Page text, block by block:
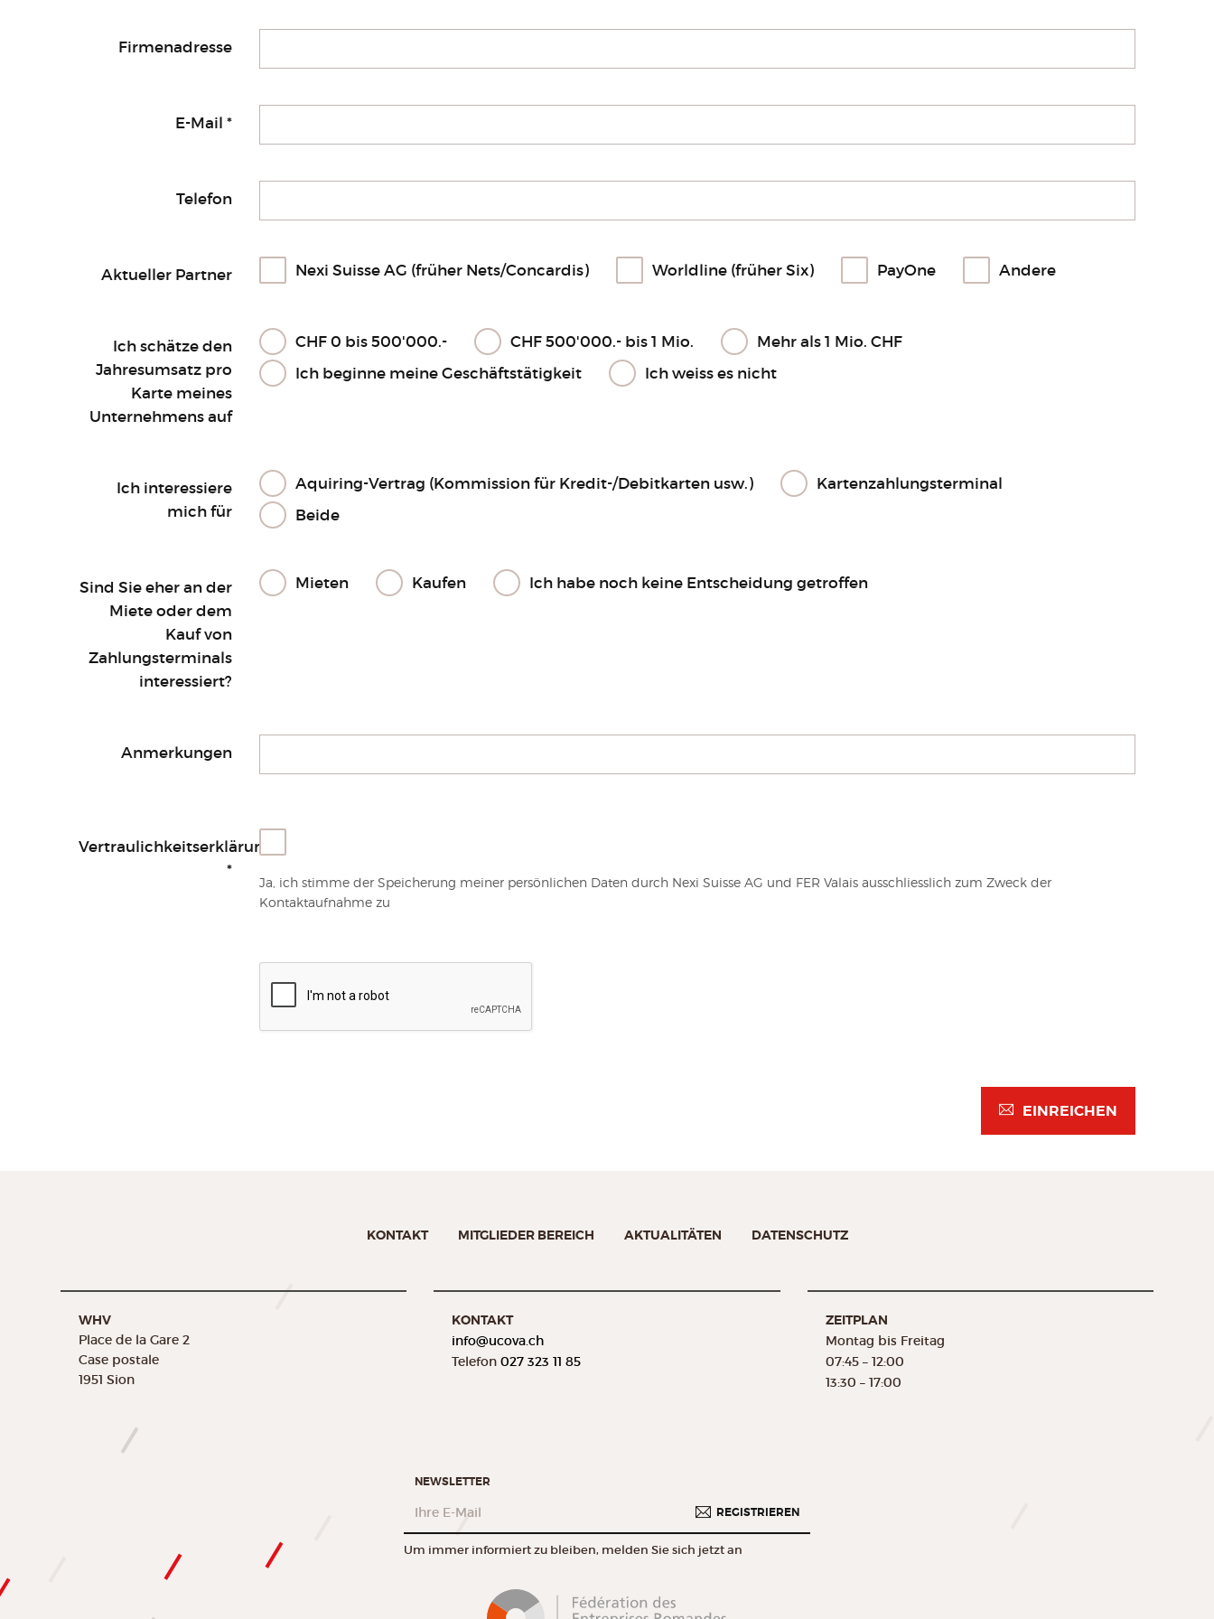
Firmenadresse
E-Mail *
Telefon
Aktueller Partner Nexi Suisse AG (früher Nets/Concardis) Worldline (früher Six) PayOne Andere
Ich schätze den
Jahresumsatz pro
Karte meines
Unternehmens auf
CHF 0 bis 500'000.- CHF 500'000.- bis 1 Mio.
Mehr als 1 Mio. CHF
Ich beginne meine Geschäftstätigkeit
Ich weiss es nicht
Ich interessiere
mich für
Aquiring-Vertrag (Kommission für Kredit-/Debitkarten usw.)
Kartenzahlungsterminal
Beide
Sind Sie eher an der
Miete oder dem
Kauf von
Zahlungsterminals
interessiert?
Mieten Kaufen Ich habe noch keine Entscheidung getroffen
Anmerkungen
Vertraulichkeitserklärung
*
Ja, ich stimme der Speicherung meiner persönlichen Daten durch Nexi Suisse AG und FER Valais ausschliesslich zum Zweck der
Kontaktaufnahme zu
EINREICHEN
KONTAKT MITGLIEDER BEREICH AKTUALITÄTEN DATENSCHUTZ
WHV
Place de la Gare 2
Case postale
1951 Sion
KONTAKT
info@ucova.ch
Telefon027 323 11 85
ZEITPLAN
Montag bis Freitag
07:45 – 12:00
13:30 – 17:00
NEWSLETTER
REGISTRIEREN
Um immer informiert zu bleiben, melden Sie sich jetzt an